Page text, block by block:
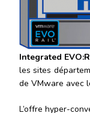
Integrated
les sites
de VMware avec
L’offre hyper-